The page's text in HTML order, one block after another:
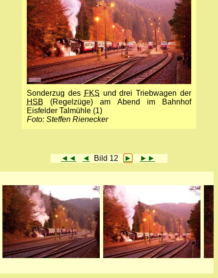
Sonderzug des FKS und drei Triebwagen der
HSB (Regelzüge) am Abend im Bahnhof
Eisfelder Talmühle (1)
Foto: Steffen Rienecker
◄◄ ◄ Bild 12 ► ►►